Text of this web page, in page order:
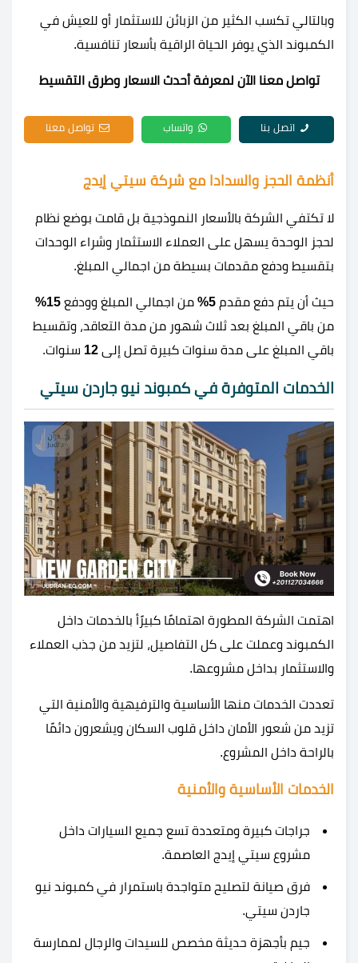
وبالتالي تكسب الكثير من الزبائن للاستثمار أو للعيش في
الكمبوند الذي يوفر الحياة الراقية بأسعار تنافسية.
تواصل معنا الآن لمعرفة أحدث الاسعار وطرق التقسيط
اتصل بنا واتساب تواصل معنا
أنظمة الحجز والسدادا مع شركة سيتي إيدج
لا تكتفي الشركة بالأسعار النموذجية بل قامت بوضع نظام
لحجز الوحدة يسهل على العملاء الاستثمار وشراء الوحدات
بتقسيط ودفع مقدمات بسيطة من اجمالي المبلغ.
حيث أن يتم دفع مقدم 5% من اجمالي المبلغ وودفع 15%
من باقي المبلغ بعد ثلاث شهور من مدة التعاقد، وتقسيط
باقي المبلغ على مدة سنوات كبيرة تصل إلى 12 سنوات.
الخدمات المتوفرة في كمبوند نيو جاردن سيتي
اهتمت الشركة المطورة اهتمامًا كبيرًأ بالخدمات داخل
الكمبوند وعملت على كل التفاصيل، لتزيد من جذب العملاء
والاستثمار بداخل مشروعها.
تعددت الخدمات منها الأساسية والترفيهية والأمنية التي
تزيد من شعور الأمان داخل قلوب السكان ويشعرون دائمًا
بالراحة داخل المشروع.
الخدمات الأساسية والأمنية
جراجات كبيرة ومتعددة تسع جميع السيارات داخل
مشروع سيتي إيدج العاصمة.
فرق صيانة لتصليح متواجدة باستمرار في كمبوند نيو
جاردن سيتي.
جيم بأجهزة حديثة مخصص للسيدات والرجال لممارسة